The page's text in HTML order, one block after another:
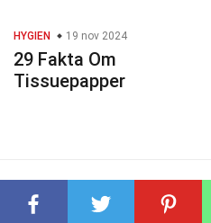
HYGIEN 19 nov 2024
29 Fakta Om
Tissuepapper